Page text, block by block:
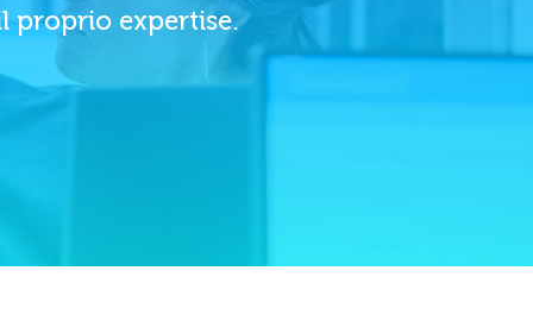
proprio expertise.